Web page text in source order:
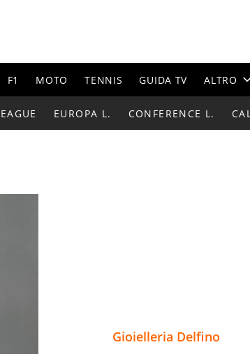
F1 MOTO TENNIS GUIDA TV ALTRO
EUROPA L. CONFERENCE L.
Gioielleria Delfino